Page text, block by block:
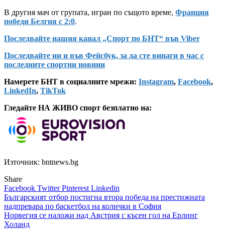
В другия мач от групата, игран по същото време, Франция
победи Белгия с 2:0.
Последвайте нашия канал „Спорт по БНТ“ във Viber
Последвайте ни и във Фейсбук, за да сте винаги в час с
последните спортни новини
Намерете БНТ в социалните мрежи: Instagram, Facebook,
LinkedIn, TikTok
Гледайте НА ЖИВО спорт безплатно на:
Източник: bntnews.bg
Share
Facebook TwitterPinterest Linkedin
Навигация
Българският отбор постигна втора победа на престижната
надпревара по баскетбол на колички в София
Норвегия се наложи над Австрия с късен гол на Ерлинг
Холанд